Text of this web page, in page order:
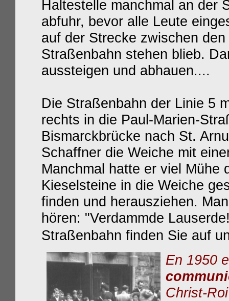
Haltestelle manchmal an der
abfuhr, bevor alle Leute
auf der Strecke zwischen
Straßenbahn stehen blieb.
aussteigen und abhauen....
Die Straßenbahn der Linie 5
rechts in die Paul-Marien-
Bismarckbrücke nach St.
Schaffner die Weiche mit
Manchmal hatte er viel Mühe
Kieselsteine in die Weiche
finden und herausziehen.
hören: "Verdammde
Straßenbahn finden Sie auf
En 1950
Christ-